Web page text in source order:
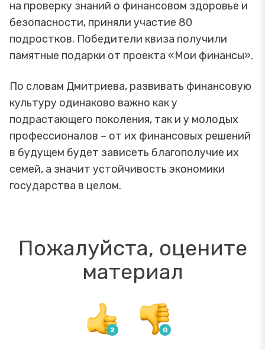
на проверку знаний о финансовом здоровье и
безопасности, приняли участие 80
подростков. Победители квиза получили
памятные подарки от проекта «Мои финансы».
По словам Дмитриева, развивать финансовую
культуру одинаково важно как у
подрастающего поколения, так и у молодых
профессионалов – от их финансовых решений
в будущем будет зависеть благополучие их
семей, а значит устойчивость экономики
государства в целом.
Пожалуйста, оцените
материал